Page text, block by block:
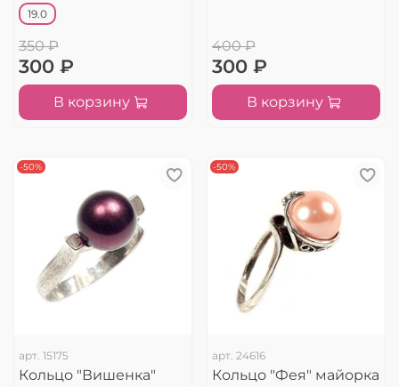
19.0
350 ₽
300 ₽
В корзину
400 ₽
300 ₽
В корзину
-50%
арт. 15175
Кольцо "Вишенка"
-50%
арт. 24616
Кольцо "Фея" майорка